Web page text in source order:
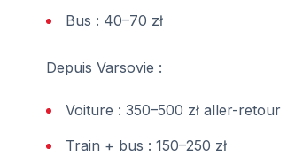
Bus : 40–70 zł
Depuis Varsovie :
Voiture : 350–500 zł aller-retour
Train + bus : 150–250 zł